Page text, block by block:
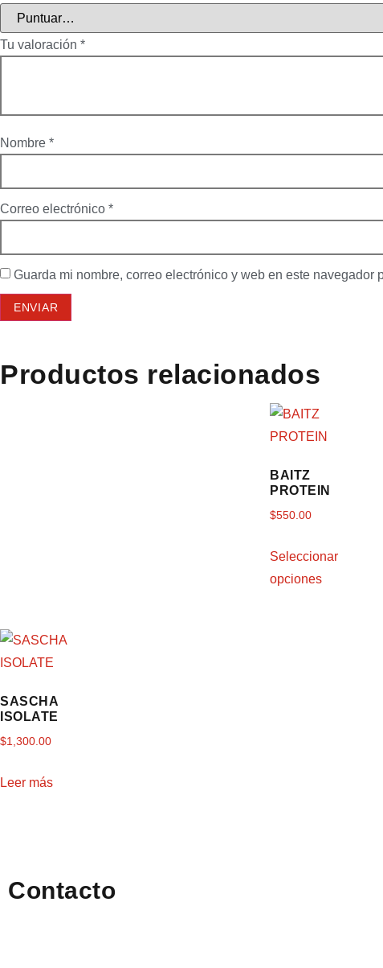
Tu valoración *
Nombre *
Correo electrónico *
Guarda mi nombre, correo electrónico y web en este navegador
Productos relacionados
BAITZ
PROTEIN
$550.00
Seleccionar
opciones
SASCHA
ISOLATE
$1,300.00
Leer más
Contacto